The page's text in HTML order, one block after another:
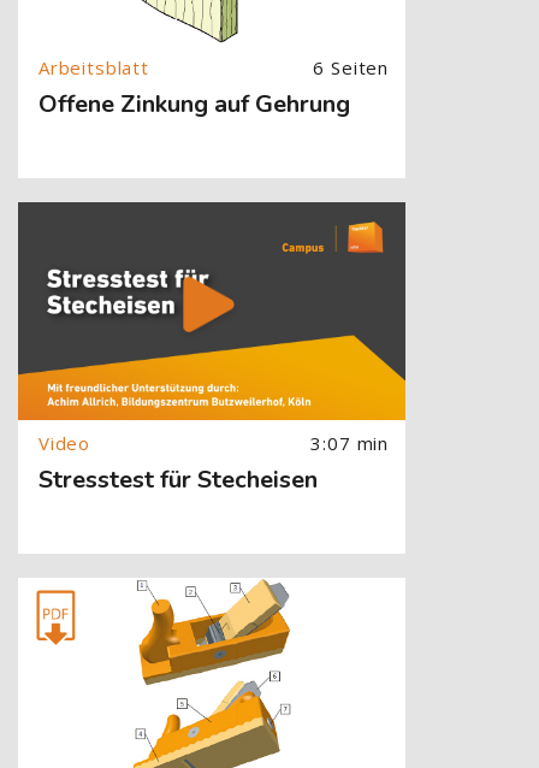
6 Seiten
Offene Zinkung auf Gehrung
[Cocoon] About (Text with Image) überspringen
3:07 min
Stresstest für Stecheisen
[Cocoon] About (Text with Image) überspringen